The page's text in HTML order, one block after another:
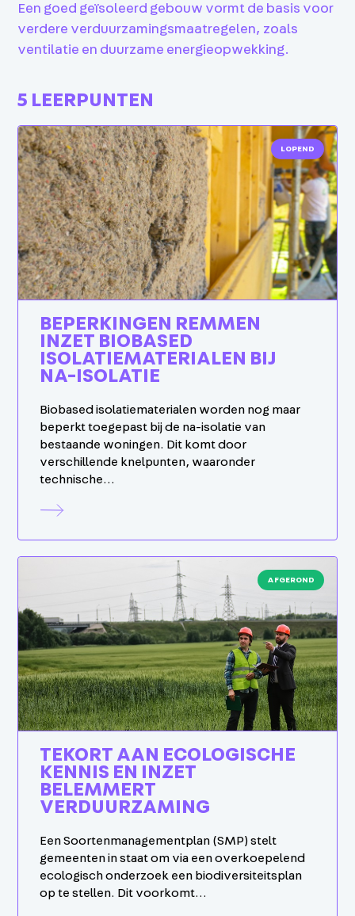
Een goed geïsoleerd gebouw vormt de basis voor
verdere verduurzamingsmaatregelen, zoals
ventilatie en duurzame energieopwekking.
5 LEERPUNTEN
LOPEND
BEPERKINGEN REMMEN
INZET BIOBASED
ISOLATIEMATERIALEN BIJ
NA-ISOLATIE
Biobased isolatiematerialen worden nog maar
beperkt toegepast bij de na-isolatie van
bestaande woningen. Dit komt door
verschillende knelpunten, waaronder
technische…
AFGEROND
TEKORT AAN ECOLOGISCHE
KENNIS EN INZET
BELEMMERT
VERDUURZAMING
Een Soortenmanagementplan (SMP) stelt
gemeenten in staat om via een overkoepelend
ecologisch onderzoek een biodiversiteitsplan
op te stellen. Dit voorkomt…